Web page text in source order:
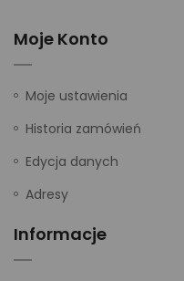
Moje Konto
Moje ustawienia
Historia zamówień
Edycja danych
Adresy
Informacje